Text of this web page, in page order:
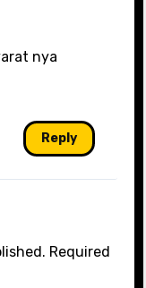
nya
Reply
Required